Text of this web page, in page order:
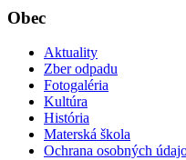
Obec
Aktuality
Zber odpadu
Fotogaléria
Kultúra
História
Materská škola
Ochrana osobných